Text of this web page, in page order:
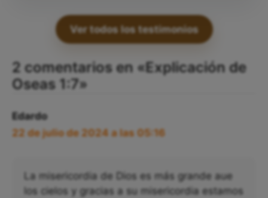
Ver todos los testimonios
2 comentarios en «Explicación de
Oseas 1:7»
Edardo
22 de julio de 2024 a las 05:16
La misericordia de Dios es más grande aue
los cielos y gracias a su misericordia estamos